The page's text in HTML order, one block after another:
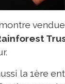
la 1ère